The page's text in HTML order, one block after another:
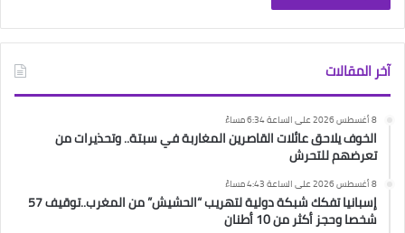
آخر المقالات
8 أغسطس 2026 على الساعة 6:34 مساءً
الخوف يلاحق عائلات القاصرين المغاربة في سبتة.. وتحذيرات من
تعرضهم للتحرش
8 أغسطس 2026 على الساعة 4:43 مساءً
إسبانيا تفكك شبكة دولية لتهريب “الحشيش” من المغرب..توقيف 57
شخصا وحجز أكثر من 10 أطنان